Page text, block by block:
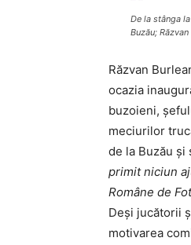
De la stânga
Buzău;
Răzvan
ocazia
buzoieni,
meciurilor
de la Buzău
primit niciun
Române de
Deşi jucătorii
motivarea